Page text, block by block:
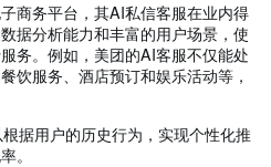
商务平台，其AI私信客服在业内得
据分析能力和丰富的用户场景，使
务。例如，美团的AI客服不仅能处
饮服务、酒店预订和娱乐活动等，
据用户的历史行为，实现个性化推
。